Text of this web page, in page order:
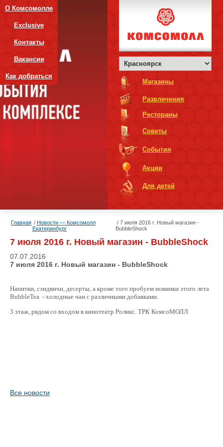
О Комсомолле
Exclusive
Контакты
Вакансии
Как добраться
Магазины
Развлечения
Рестораны
Советы
События
Акции
Для детей
Главная
Новости — Комсомолл
Екатеринбург
7 июля 2016 г. Новый магазин -
BubbleShock
7 июля 2016 г. Новый магазин - BubbleShock
07.07.2016
7 июля 2016 г. Новый магазин - BubbleShock
Напитки, сэндвичи, десерты, а кроме того пробуем новинки этого лета
BubbleTea - холодные чаи с различными добавками.
3 этаж, рядом со входом в кинотеатр Роликс. ТРК КомсоМОЛЛ
Все новости